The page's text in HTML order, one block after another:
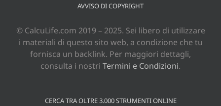
AVVISO DI COPYRIGHT
© CalcuLife.com 2019 – 2025. Sei libero di utilizzare
i materiali di questo sito web, a condizione che tu
fornisca un backlink. Per maggiori dettagli,
consulta i nostri Termini e Condizioni.
CERCA TRA OLTRE 3.000 STRUMENTI ONLINE